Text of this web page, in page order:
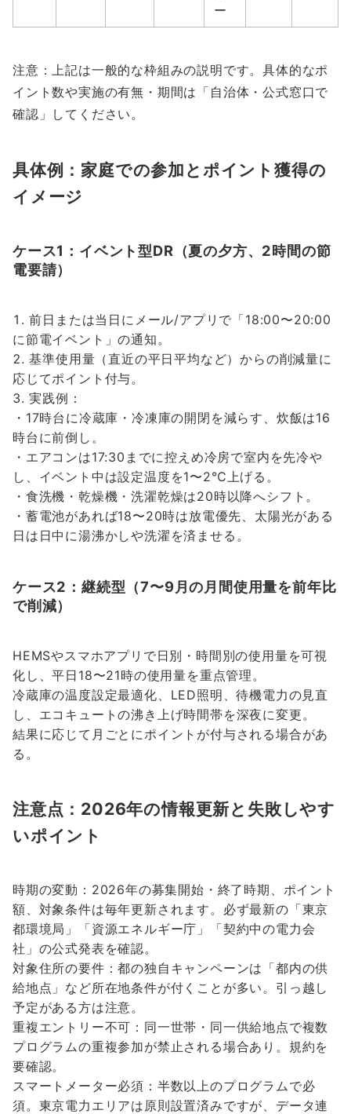
ー
注意：上記は一般的な枠組みの説明です。具体的なポ
イント数や実施の有無・期間は「自治体・公式窓口で
確認」してください。
具体例：家庭での参加とポイント獲得の
イメージ
ケース1：イベント型DR（夏の夕方、2時間の節
電要請）
前日または当日にメール/アプリで「18:00〜20:00
に節電イベント」の通知。
基準使用量（直近の平日平均など）からの削減量に
応じてポイント付与。
実践例：
・17時台に冷蔵庫・冷凍庫の開閉を減らす、炊飯は16
時台に前倒し。
・エアコンは17:30までに控えめ冷房で室内を先冷や
し、イベント中は設定温度を1〜2℃上げる。
・食洗機・乾燥機・洗濯乾燥は20時以降へシフト。
・蓄電池があれば18〜20時は放電優先、太陽光がある
日は日中に湯沸かしや洗濯を済ませる。
ケース2：継続型（7〜9月の月間使用量を前年比
で削減）
HEMSやスマホアプリで日別・時間別の使用量を可視
化し、平日18〜21時の使用量を重点管理。
冷蔵庫の温度設定最適化、LED照明、待機電力の見直
し、エコキュートの沸き上げ時間帯を深夜に変更。
結果に応じて月ごとにポイントが付与される場合があ
る。
注意点：2026年の情報更新と失敗しやす
いポイント
時期の変動：2026年の募集開始・終了時期、ポイント
額、対象条件は毎年更新されます。必ず最新の「東京
都環境局」「資源エネルギー庁」「契約中の電力会
社」の公式発表を確認。
対象住所の要件：都の独自キャンペーンは「都内の供
給地点」など所在地条件が付くことが多い。引っ越し
予定がある方は注意。
重複エントリー不可：同一世帯・同一供給地点で複数
プログラムの重複参加が禁止される場合あり。規約を
要確認。
スマートメーター必須：半数以上のプログラムで必
須。東京電力エリアは原則設置済みですが、データ連